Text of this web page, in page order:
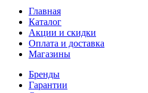
Главная
Каталог
Акции и скидки
Оплата и доставка
Магазины
Бренды
Гарантии